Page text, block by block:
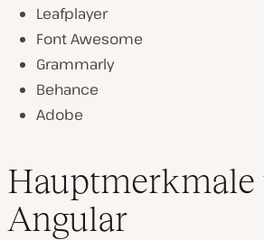
Leafplayer
Font Awesome
Grammarly
Behance
Adobe
Hauptmerkmale
Angular